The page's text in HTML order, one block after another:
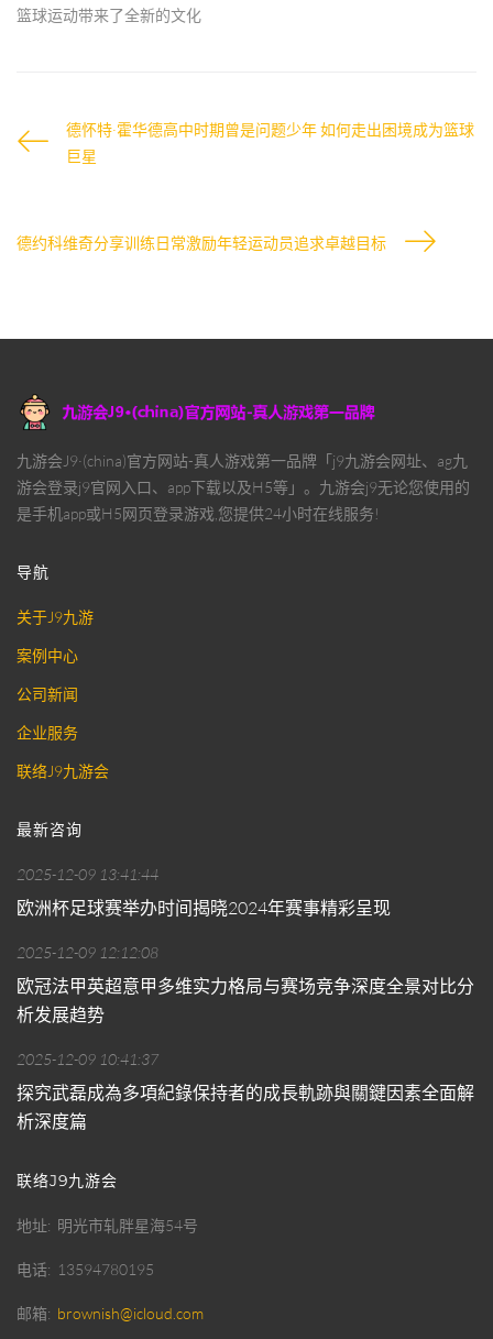
篮球运动带来了全新的文化
德怀特·霍华德高中时期曾是问题少年 如何走出困境成为篮球
巨星
德约科维奇分享训练日常激励年轻运动员追求卓越目标
九游会J9·(china)官方网站-真人游戏第一品牌「j9九游会网址、ag九
游会登录j9官网入口、app下载以及H5等」。九游会j9无论您使用的
是手机app或H5网页登录游戏,您提供24小时在线服务!
导航
关于J9九游
案例中心
公司新闻
企业服务
联络J9九游会
最新咨询
2025-12-09 13:41:44
欧洲杯足球赛举办时间揭晓2024年赛事精彩呈现
2025-12-09 12:12:08
欧冠法甲英超意甲多维实力格局与赛场竞争深度全景对比分
析发展趋势
2025-12-09 10:41:37
探究武磊成為多項紀錄保持者的成長軌跡與關鍵因素全面解
析深度篇
联络J9九游会
地址 明光市轧胖星海54号
电话 13594780195
邮箱 brownish@icloud.com